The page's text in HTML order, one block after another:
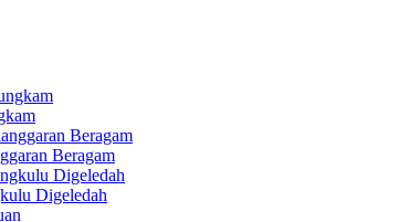
Beragam
Digeledah